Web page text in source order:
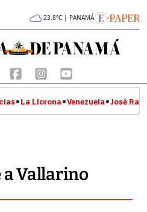
23.8°C | PANAMÁ
La Llorona Venezuela José
a Vallarino